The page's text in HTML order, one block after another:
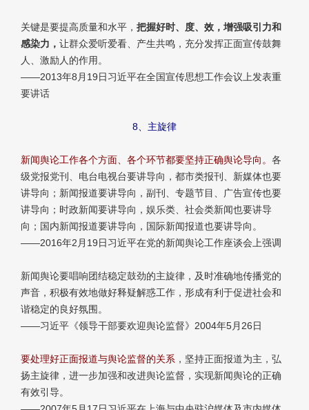
关键是要提高质量和水平， 把握好时、度、效，增强吸引力和
感染力， 让群众爱听爱看、产生共鸣，充分发挥正面宣传鼓舞
人、激励人的作用。
——2013年8月19日习近平在全国宣传思想工作会议上发表重
要讲话
8、主旋律
新闻舆论工作各个方面、各个环节都要坚持正确舆论导向。 各
级党报党刊、电台电视台要讲导向，都市类报刊、新媒体也要
讲导向；新闻报道要讲导向，副刊、专题节目、广告宣传也要
讲导向；时政新闻要讲导向，娱乐类、社会类新闻也要讲导
向；国内新闻报道要讲导向，国际新闻报道也要讲导向。
——2016年2月19日习近平在党的新闻舆论工作座谈会上强调
新闻舆论要唱响团结稳定鼓劲的主旋律，及时准确地传播党的
声音，积极有效地做好释疑解惑工作，形成有利于促进社会和
谐稳定的良好氛围。
——习近平《领导干部要欢迎舆论监督》2004年5月26日
要处理好正面报道与舆论监督的关系 ，坚持正面报道为主，弘
扬主旋律，进一步加强和改进舆论监督，实现新闻舆论的正确
有效引导。